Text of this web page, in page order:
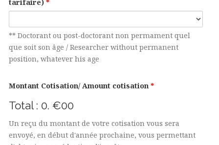
tarifaire) *
** Doctorant ou post-doctorant non permament quel
que soit son âge / Researcher without permanent
position, whatever his age
Montant Cotisation/ Amount cotisation *
Total : 0. €00
Un reçu du montant de votre cotisation vous sera
envoyé, en début d'année prochaine, vous permettant